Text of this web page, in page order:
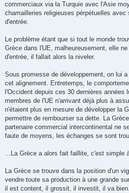
commerciaux via la Turquie avec l'Asie
chamailleries religieuses pérpétuelles
d'entrée.
Le problème étant que si tout le monde
Grèce dans l'UE, malheureusement, elle
d'entrée, il fallait alors la niveler.
Sous promesse de développement, on lui
cet alignement. Entretemps, le
l'Occident depuis ces 30 dernières années
membres de l'UE n'arrivant déjà plus à
n'étaient plus en mesure de développer la
permettre de rembourser sa dette. La
partenaire commercial intercontinental ne
faute de moyens, les échanges se sont
...La Grèce a alors fait faillite, c'est simple
La Grèce se trouve dans la position d'un
vendre toute sa production à une grande
il est content, il grossit, il investit, il va